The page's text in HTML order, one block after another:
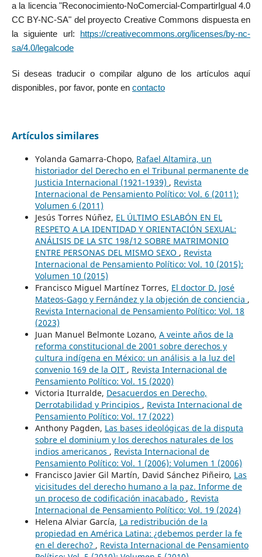
a la licencia "Reconocimiento-NoComercial-CompartirIgual 4.0
CC BY-NC-SA" del proyecto Creative Commons dispuesta en
la siguiente url:
https://creativecommons.org/licenses/by-nc-
sa/4.0/legalcode
Si deseas traducir o compilar alguno de los artículos aquí
disponibles, por favor, ponte en contacto
Artículos similares
Yolanda Gamarra-Chopo, Rafael Altamira, un
historiador del Derecho en el Tribunal permanente de
Justicia Internacional (1921-1939) , Revista
Internacional de Pensamiento Político: Vol. 6 (2011):
Volumen 6 (2011)
Jesús Torres Núñez, EL ÚLTIMO ESLABÓN EN EL
RESPETO A LA IDENTIDAD Y ORIENTACIÓN SEXUAL:
ANÁLISIS DE LA STC 198/12 SOBRE MATRIMONIO
ENTRE PERSONAS DEL MISMO SEXO , Revista
Internacional de Pensamiento Político: Vol. 10 (2015):
Volumen 10 (2015)
Francisco Miguel Martínez Torres, El doctor D. José
Mateos-Gago y Fernández y la objeción de conciencia ,
Revista Internacional de Pensamiento Político: Vol. 18
(2023)
Juan Manuel Belmonte Lozano, A veinte años de la
reforma constitucional de 2001 sobre derechos y
cultura indígena en México: un análisis a la luz del
convenio 169 de la OIT , Revista Internacional de
Pensamiento Político: Vol. 15 (2020)
Victoria Iturralde, Desacuerdos en Derecho,
Derrotabilidad y Principios , Revista Internacional de
Pensamiento Político: Vol. 17 (2022)
Anthony Pagden, Las bases ideológicas de la disputa
sobre el dominium y los derechos naturales de los
indios americanos , Revista Internacional de
Pensamiento Político: Vol. 1 (2006): Volumen 1 (2006)
Francisco Javier Gil Martín, David Sánchez Piñeiro, Las
vicisitudes del derecho humano a la paz. Informe de
un proceso de codificación inacabado , Revista
Internacional de Pensamiento Político: Vol. 19 (2024)
Helena Alviar García, La redistribución de la
propiedad en América Latina: ¿debemos perder la fe
en el derecho? , Revista Internacional de Pensamiento